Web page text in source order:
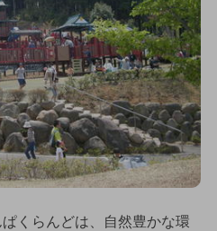
くらんどは、自然豊かな環